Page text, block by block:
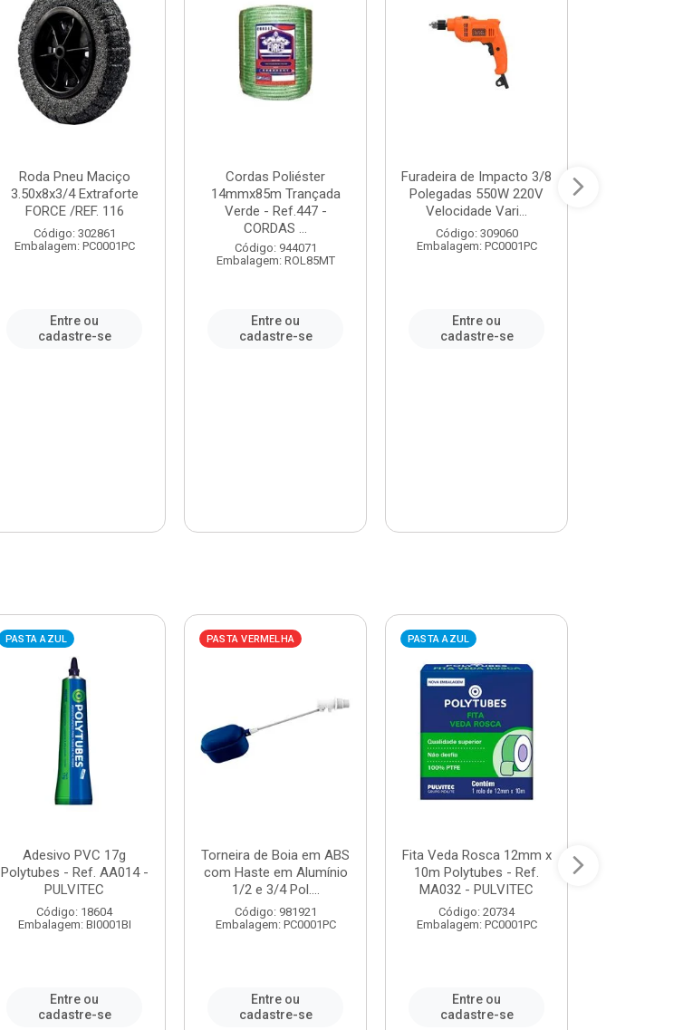
Roda Pneu Maciço
3.50x8x3/4 Extraforte
FORCE /REF. 116
Código: 302861
Embalagem: PC0001PC
Entre ou
cadastre-se
Cordas Poliéster
14mmx85m Trançada
Verde - Ref.447 -
CORDAS ...
Código: 944071
Embalagem: ROL85MT
Entre ou
cadastre-se
Furadeira de Impacto 3/8
Polegadas 550W 220V
Velocidade Vari...
Código: 309060
Embalagem: PC0001PC
Entre ou
cadastre-se
PASTA AZUL
Adesivo PVC 17g
Polytubes - Ref. AA014 -
PULVITEC
Código: 18604
Embalagem: BI0001BI
Entre ou
cadastre-se
PASTA VERMELHA
Torneira de Boia em ABS
com Haste em Alumínio
1/2 e 3/4 Pol....
Código: 981921
Embalagem: PC0001PC
Entre ou
cadastre-se
PASTA AZUL
Fita Veda Rosca 12mm x
10m Polytubes - Ref.
MA032 - PULVITEC
Código: 20734
Embalagem: PC0001PC
Entre ou
cadastre-se